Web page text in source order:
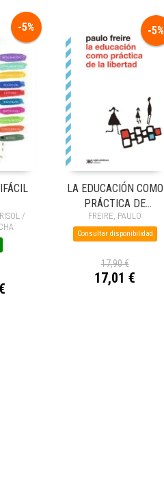
-5%
/
-5%
LA EDUCACIÓN COMO
PRÁCTICA DE
LIBERTAD
FREIRE, PAULO
Consultar disponibilidad
17,90 €
17,01 €